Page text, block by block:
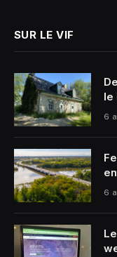
SUR LE VIF
le
6
6